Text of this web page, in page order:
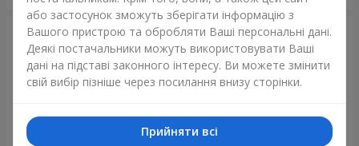
або застосунок зможуть зберігати інформацію з
Вашого пристрою та обробляти Ваші персональні дані.
Деякі постачальники можуть використовувати Ваші
дані на підставі законного інтересу. Ви можете змінити
свій вибір пізніше через посилання внизу сторінки.
Прийняти всі